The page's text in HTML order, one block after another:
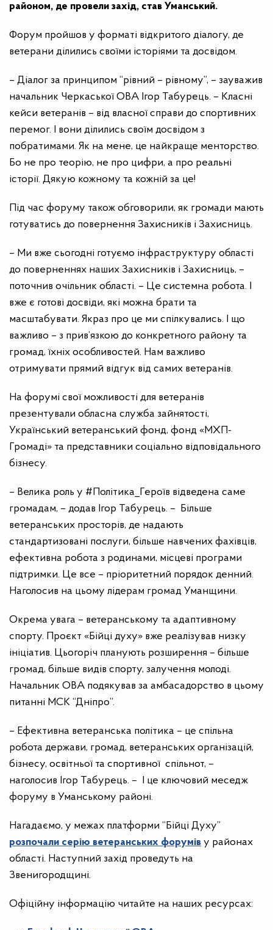
районом, де провели захід, став Уманський.
Форум пройшов у форматі відкритого діалогу, де
ветерани ділились своїми історіями та досвідом.
– Діалог за принципом “рівний – рівному”, – зауважив
начальник Черкаської ОВА Ігор Табурець. – Класні
кейси ветеранів – від власної справи до спортивних
перемог. І вони ділились своїм досвідом з
побратимами. Як на мене, це найкраще менторство.
Бо не про теорію, не про цифри, а про реальні
історії. Дякую кожному та кожній за це!
Під час форуму також обговорили, як громади мають
готуватись до повернення Захисників і Захисниць.
– Ми вже сьогодні готуємо інфраструктуру області
до поверненнях наших Захисників і Захисниць, –
поточнив очільник області. – Це системна робота. І
вже є готові досвіди, які можна брати та
масштабувати. Якраз про це ми спілкувались. І що
важливо – з прив’язкою до конкретного району та
громад, їхніх особливостей. Нам важливо
отримувати прямий відгук від самих ветеранів.
На форумі свої можливості для ветеранів
презентували обласна служба зайнятості,
Український ветеранський фонд, фонд «МХП-
Громаді» та представники соціально відповідального
бізнесу.
– Велика роль у #Політика_Героїв відведена саме
громадам, – додав Ігор Табурець. – Більше
ветеранських просторів, де надають
стандартизовані послуги, більше навчених фахівців,
ефективна робота з родинами, місцеві програми
підтримки. Це все – пріоритетний порядок денний.
Наголосив на цьому лідерам громад Уманщини.
Окрема увага – ветеранському та адаптивному
спорту. Проєкт «Бійці духу» вже реалізував низку
ініціатив. Цьогоріч планують розширення – більше
громад, більше видів спорту, залучення молоді.
Начальник ОВА подякував за амбасадорство в цьому
питанні МСК “Дніпро”.
– Ефективна ветеранська політика – це спільна
робота держави, громад, ветеранських організацій,
бізнесу, освітньої та спортивної спільнот, –
наголосив Ігор Табурець. – І це ключовий меседж
форуму в Уманському районі.
Нагадаємо, у межах платформи “Бійці Духу”
розпочали серію ветеранських форумів у районах
області. Наступний захід проведуть на
Звенигородщині.
Офіційну інформацію читайте на наших ресурсах: